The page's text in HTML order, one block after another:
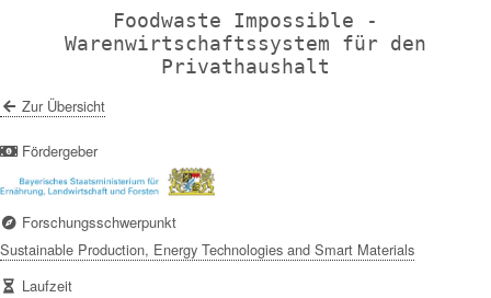
Foodwaste Impossible -
Warenwirtschaftssystem für den
Privathaushalt
Zur Übersicht
Fördergeber
Forschungsschwerpunkt
Sustainable Production, Energy Technologies and Smart Materials
Laufzeit